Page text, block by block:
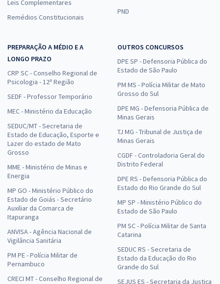
Leis Complementares
Remédios Constitucionais
PND
PREPARAÇÃO A MÉDIO E A
LONGO PRAZO
CRP SC - Conselho Regional de
Psicologia - 12ª Região
SEDF - Professor Temporário
MEC - Ministério da Educação
SEDUC/MT - Secretaria de
Estado de Educação, Esporte e
Lazer do estado de Mato
Grosso
MME - Ministério de Minas e
Energia
MP GO - Ministério Público do
Estado de Goiás - Secretário
Auxiliar da Comarca de
Itapuranga
ANVISA - Agência Nacional de
Vigilância Sanitária
PM PE - Polícia Militar de
Pernambuco
CRECI MT - Conselho Regional de
OUTROS CONCURSOS
DPE SP - Defensoria Pública do
Estado de São Paulo
PM MS - Polícia Militar de Mato
Grosso do Sul
DPE MG - Defensoria Pública de
Minas Gerais
TJ MG - Tribunal de Justiça de
Minas Gerais
CGDF - Controladoria Geral do
Distrito Federal
DPE RS - Defensoria Pública do
Estado do Rio Grande do Sul
MP SP - Ministério Público do
Estado de São Paulo
PM SC - Polícia Militar de Santa
Catarina
SEDUC RS - Secretaria de
Estado da Educação do Rio
Grande do Sul
SEJUS ES - Secretaria da Justiça